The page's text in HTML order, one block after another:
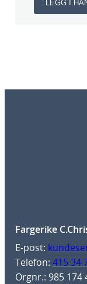
LEGG I
Fargerike
E-post:
Telefon: 415 34
Orgnr.: 985 174